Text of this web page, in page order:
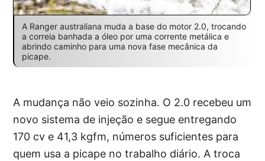
A Ranger australiana muda a base do motor 2.0, trocando
a correia banhada a óleo por uma corrente metálica e
abrindo caminho para uma nova fase mecânica da
picape.
A mudança não veio sozinha. O 2.0 recebeu um
novo sistema de injeção e segue entregando
170 cv e 41,3 kgfm, números suficientes para
quem usa a picape no trabalho diário. A troca